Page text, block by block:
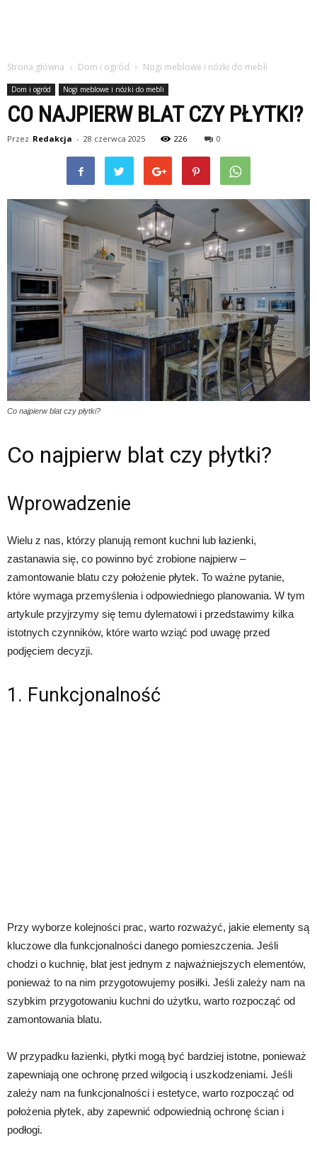
Strona główna Dom i ogród Nogi meblowe i nóżki do mebli
Dom i ogród Nogi meblowe i nóżki do mebli
CO NAJPIERW BLAT CZY PŁYTKI?
Przez Redakcja - 28 czerwca 2025 226 0
Co najpierw blat czy płytki?
Co najpierw blat czy płytki?
Wprowadzenie
Wielu z nas, którzy planują remont kuchni lub łazienki,
zastanawia się, co powinno być zrobione najpierw –
zamontowanie blatu czy położenie płytek. To ważne pytanie,
które wymaga przemyślenia i odpowiedniego planowania. W tym
artykule przyjrzymy się temu dylematowi i przedstawimy kilka
istotnych czynników, które warto wziąć pod uwagę przed
podjęciem decyzji.
1. Funkcjonalność
Przy wyborze kolejności prac, warto rozważyć, jakie elementy są
kluczowe dla funkcjonalności danego pomieszczenia. Jeśli
chodzi o kuchnię, blat jest jednym z najważniejszych elementów,
ponieważ to na nim przygotowujemy posiłki. Jeśli zależy nam na
szybkim przygotowaniu kuchni do użytku, warto rozpocząć od
zamontowania blatu.
W przypadku łazienki, płytki mogą być bardziej istotne, ponieważ
zapewniają one ochronę przed wilgocią i uszkodzeniami. Jeśli
zależy nam na funkcjonalności i estetyce, warto rozpocząć od
położenia płytek, aby zapewnić odpowiednią ochronę ścian i
podłogi.